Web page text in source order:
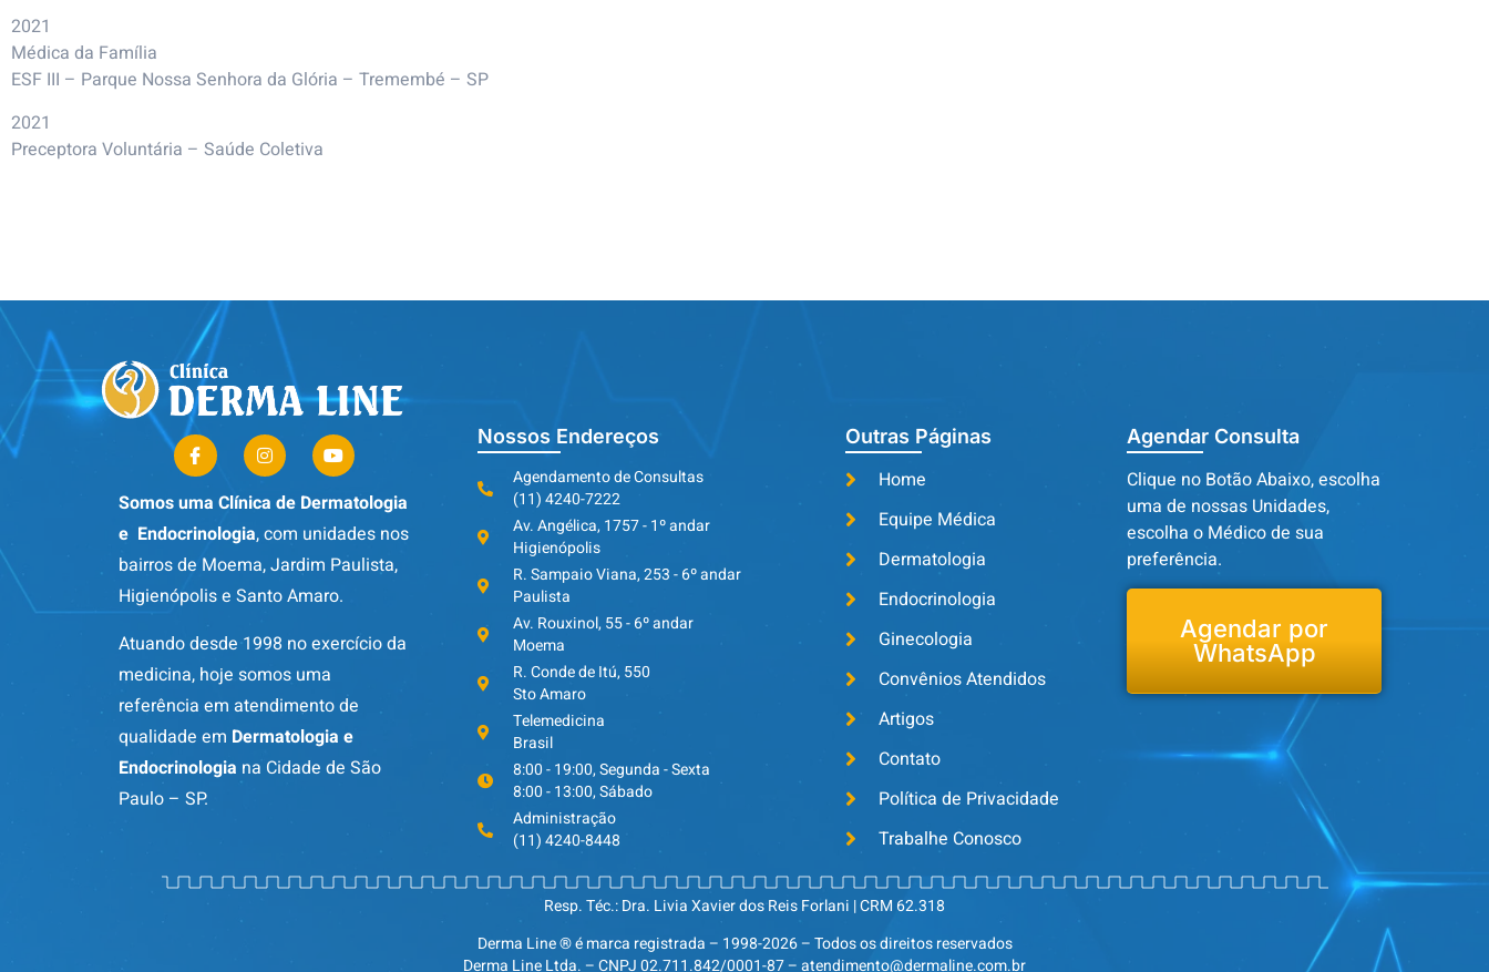
2021
Médica da Família
ESF III – Parque Nossa Senhora da Glória – Tremembé – SP
2021
Preceptora Voluntária – Saúde Coletiva
Somos uma Clínica de Dermatologia
e Endocrinologia, com unidades nos
bairros de Moema, Jardim Paulista,
Higienópolis e Santo Amaro.
Atuando desde 1998 no exercício da
medicina, hoje somos uma
referência em atendimento de
qualidade em Dermatologia e
Endocrinologia na Cidade de São
Paulo – SP.
Nossos Endereços
Agendamento de Consultas
(11) 4240-7222
Av. Angélica, 1757 - 1º andar
Higienópolis
R. Sampaio Viana, 253 - 6º andar
Paulista
Av. Rouxinol, 55 - 6º andar
Moema
R. Conde de Itú, 550
Sto Amaro
Telemedicina
Brasil
8:00 - 19:00, Segunda - Sexta
8:00 - 13:00, Sábado
Administração
(11) 4240-8448
Outras Páginas
Home
Equipe Médica
Dermatologia
Endocrinologia
Ginecologia
Convênios Atendidos
Artigos
Contato
Política de Privacidade
Trabalhe Conosco
Agendar Consulta
Clique no Botão Abaixo, escolha
uma de nossas Unidades,
escolha o Médico de sua
preferência.
Agendar por
WhatsApp
Resp. Téc.: Dra. Livia Xavier dos Reis Forlani | CRM 62.318
Derma Line ® é marca registrada – 1998-2026 – Todos os direitos reservados
Derma Line Ltda. – CNPJ 02.711.842/0001-87 – atendimento@dermaline.com.br